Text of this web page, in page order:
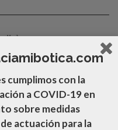
mi-botica-tt/
cumplimos con la
a COVID-19en
sobre medidas
actuación para la